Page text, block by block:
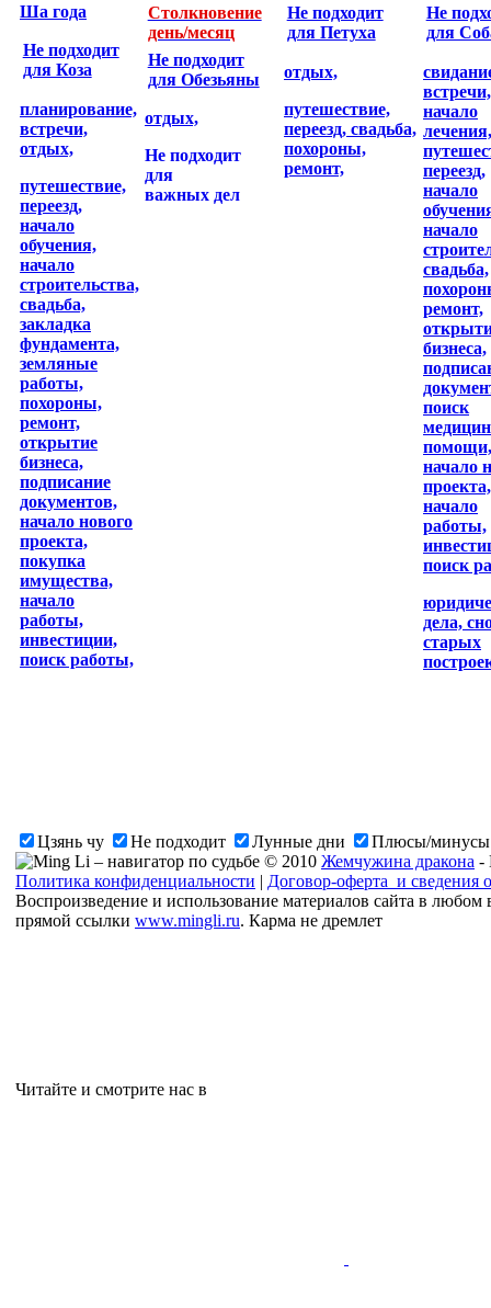
Ша года
Не подходит
для Коза
планирование,
встречи,
отдых,
путешествие,
переезд,
начало
обучения,
начало
строительства,
свадьба,
закладка
фундамента,
земляные
работы,
похороны,
ремонт,
открытие
бизнеса,
подписание
документов,
начало нового
проекта,
покупка
имущества,
начало
работы,
инвестиции,
поиск работы,
Cтолкновение
день/месяц
Не подходит
для Обезьяны
отдых,
Не подходит
для
важных дел
Не подходит
для Петуха
отдых,
путешествие,
переезд, свадьба,
похороны,
ремонт,
Не
для
встречи,
начало
лечения,
переезд,
начало
начало
свадьба,
ремонт,
бизнеса,
поиск
помощи,
начало
проекта,
начало
работы,
поиск
дела,
старых
Цзянь чу Не подходит Лунные дни
Плюсы/минусы
© 2010 Жемчужина дракона -
Политика конфиденциальности | Договор-оферта и сведения
Воспроизведение и использование материалов сайта в
прямой ссылки www.mingli.ru. Карма не дремлет
Читайте и смотрите нас в